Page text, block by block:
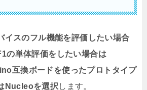
イスのフル機能を評価したい場合
の単体評価をしたい場合は
互換ボードを使ったプロトタイプ
Nucleoを選択 します。